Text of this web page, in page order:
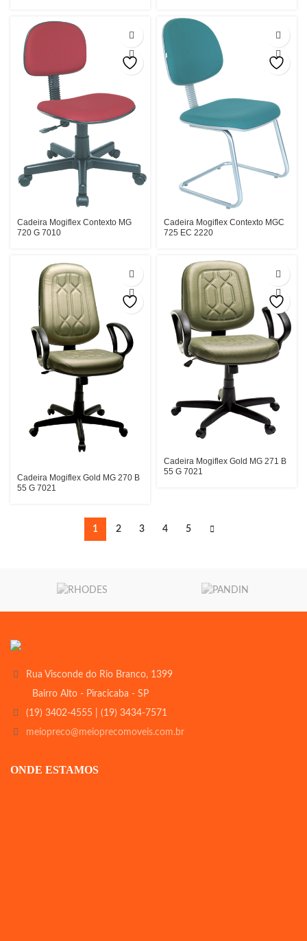
Cadeira Mogiflex Contexto MG
720 G 7010
Cadeira Mogiflex Contexto MGC
725 EC 2220
Cadeira Mogiflex Gold MG 270 B
55 G 7021
Cadeira Mogiflex Gold MG 271 B
55 G 7021
1 2 3 4 5
Rua Visconde do Rio Branco, 1399
Bairro Alto - Piracicaba - SP
(19) 3402-4555 | (19) 3434-7571
meiopreco@meioprecomoveis.com.br
ONDE ESTAMOS